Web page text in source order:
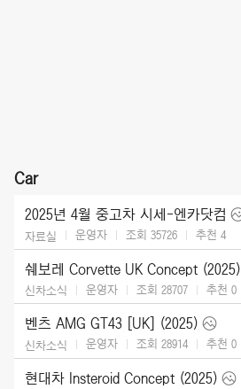
Car
2025년 4월 중고차 시세-엔카닷컴
자료실 운영자 조회 35726 추천 4
쉐보레 Corvette UK Concept (2025)
신차소식 운영자 조회 28707 추천 0
벤츠 AMG GT43 [UK] (2025)
신차소식 운영자 조회 28914 추천 0
현대차 Insteroid Concept (2025)